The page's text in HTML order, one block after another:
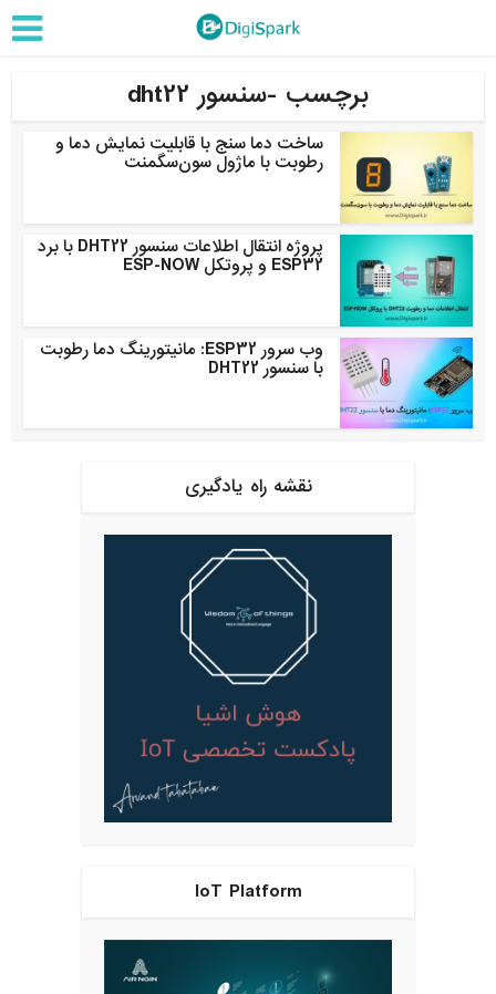
برچسب -سنسور dht22
ساخت دما سنج با قابلیت نمایش دما و
رطوبت با ماژول سون‌سگمنت
پروژه انتقال اطلاعات سنسور DHT22 با برد
ESP32 و پروتکل ESP-NOW
وب سرور ESP32: مانیتورینگ دما رطوبت
با سنسور DHT22
نقشه راه یادگیری
IoT Platform